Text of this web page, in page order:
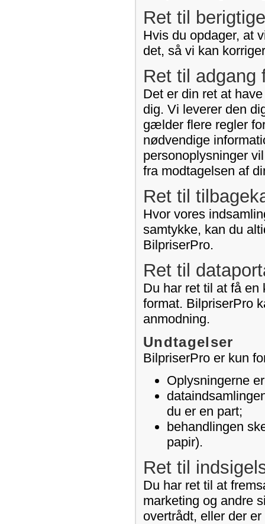
Ret til
Hvis du opdager, at
det, så vi kan
Ret til adgang
Det er din ret at
dig. Vi leverer den
gælder flere regler
nødvendige
personoplysninger
fra modtagelsen af
Ret til
Hvor vores
samtykke, kan du
BilpriserPro.
Ret til
Du har ret til at få
format. BilpriserPro
anmodning.
Undtagelser
BilpriserPro er kun
Oplysningerne
du er en part;
behandlingen
papir).
Ret til
Du har ret til at
marketing og andre
overtrådt, eller der